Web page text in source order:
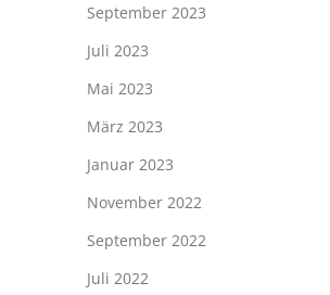
September 2023
Juli 2023
Mai 2023
März 2023
Januar 2023
November 2022
September 2022
Juli 2022